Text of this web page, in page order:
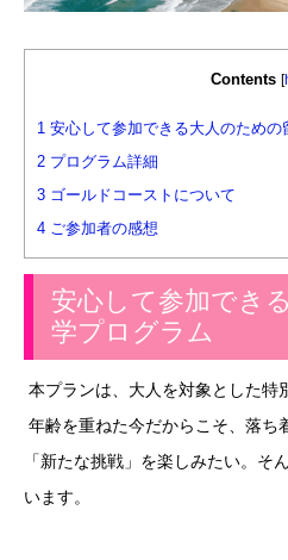
Contents [
1 安心して参加できる大人のための
2 プログラム詳細
3 ゴールドコーストについて
4 ご参加者の感想
安心して参加でき
学プログラム
本プランは、大人を対象とした特
年齢を重ねた今だからこそ、落ち
「新たな挑戦」を楽しみたい。そ
います。